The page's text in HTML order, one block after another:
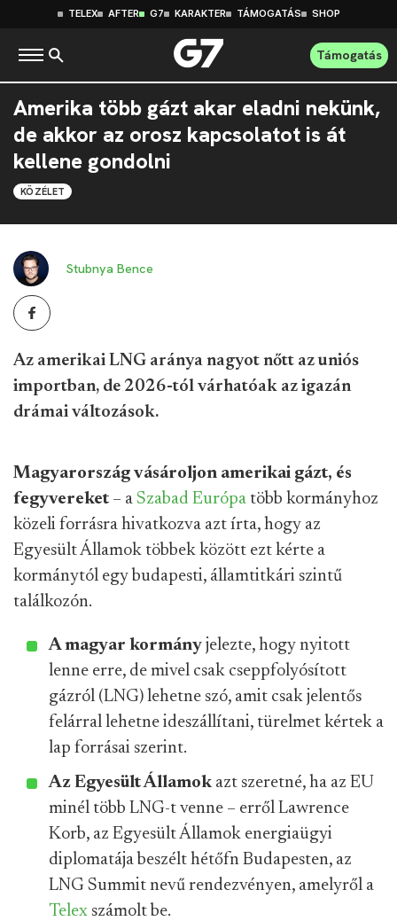
TELEX AFTER G7 KARAKTER TÁMOGATÁS SHOP
Támogatás
Amerika több gázt akar eladni nekünk,
de akkor az orosz kapcsolatot is át
kellene gondolni
KÖZÉLET
Stubnya Bence
Az amerikai LNG aránya nagyot nőtt az uniós
importban, de 2026-tól várhatóak az igazán
drámai változások.
Magyarország vásároljon amerikai gázt, és
fegyvereket – a Szabad Európa több kormányhoz
közeli forrásra hivatkozva azt írta, hogy az
Egyesült Államok többek között ezt kérte a
kormánytól egy budapesti, államtitkári szintű
találkozón.
A magyar kormány jelezte, hogy nyitott
lenne erre, de mivel csak cseppfolyósított
gázról (LNG) lehetne szó, amit csak jelentős
felárral lehetne ideszállítani, türelmet kértek a
lap forrásai szerint.
Az Egyesült Államok azt szeretné, ha az EU
minél több LNG-t venne – erről Lawrence
Korb, az Egyesült Államok energiaügyi
diplomatája beszélt hétőfn Budapesten, az
LNG Summit nevű rendezvényen, amelyről a
Telex számolt be.